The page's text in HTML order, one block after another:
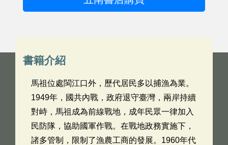
書籍介紹
馬祖位處閩江口外，歷代居民多以捕漁為業。
1949年，國共內戰，政府退守臺灣，兩岸持續
對峙，馬祖成為前線戰地，成年民眾一律加入
民防隊，協助國軍作戰。在戰地政務實施下，
諸多管制，限制了漁農工商的發展。1960年代